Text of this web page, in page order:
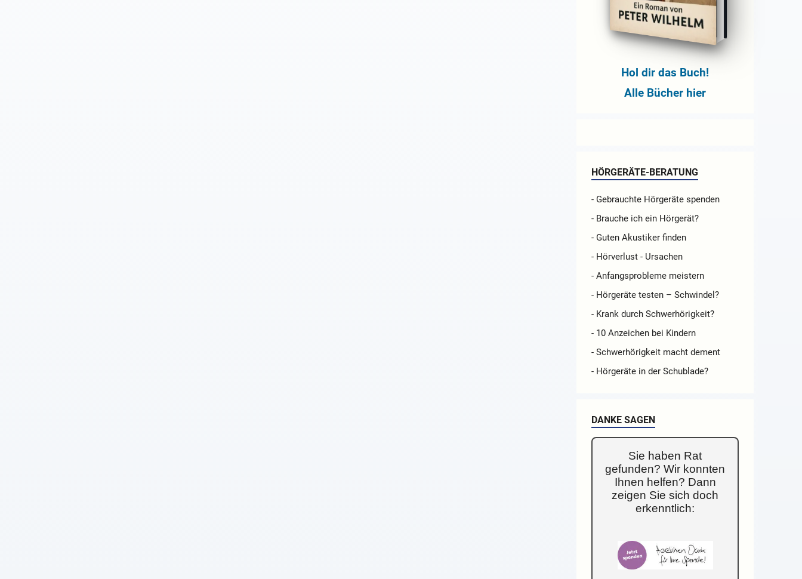
Hol dir das Buch!
Alle Bücher hier
HÖRGERÄTE-BERATUNG
- Gebrauchte Hörgeräte spenden
- Brauche ich ein Hörgerät?
- Guten Akustiker finden
- Hörverlust - Ursachen
- Anfangsprobleme meistern
- Hörgeräte testen – Schwindel?
- Krank durch Schwerhörigkeit?
- 10 Anzeichen bei Kindern
- Schwerhörigkeit macht dement
- Hörgeräte in der Schublade?
DANKE SAGEN
Sie haben Rat
gefunden? Wir konnten
Ihnen helfen? Dann
zeigen Sie sich doch
erkenntlich: